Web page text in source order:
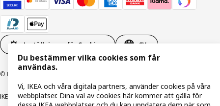
Inställningar för Cookies SV
© Inter IKEA Systems B.V. 1999-2026
IKEA Family integritetspolicyIntegritetspolicyCookiepolicy
Du bestämmer vilka cookies som får
användas.
Vi, IKEA och våra digitala partners, använder cookies på våra
webbplatser. Dina val av cookies här kommer att gälla för